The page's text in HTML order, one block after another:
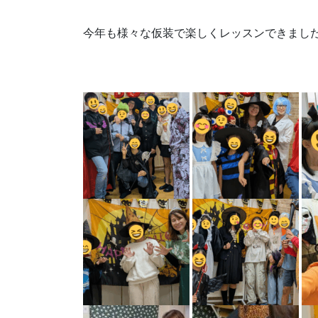
今年も様々な仮装で楽しくレッスンできまし